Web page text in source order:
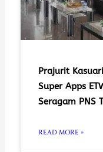
Prajurit
Super Apps
Seragam PNS
READ MORE »